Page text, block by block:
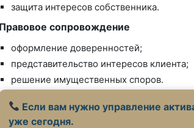
защита интересов собственника.
Правовое сопровождение
оформление доверенностей;
представительство интересов клиента;
решение имущественных споров.
Если вам нужно управление
уже сегодня.